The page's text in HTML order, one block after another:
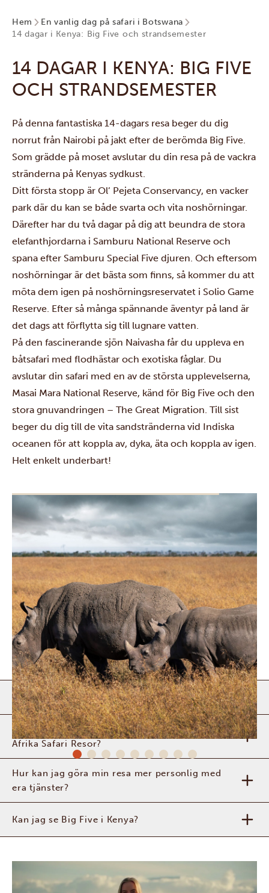
Hem
En vanlig dag på safari i Botswana
14 dagar i Kenya: Big Five och strandsemester
14 DAGAR I KENYA: BIG FIVE
OCH STRANDSEMESTER
På denna fantastiska 14-dagars resa beger du dig
norrut från Nairobi på jakt efter de berömda Big Five.
Som grädde på moset avslutar du din resa på de vackra
stränderna på Kenyas sydkust.
Ditt första stopp är Ol’ Pejeta Conservancy, en vacker
park där du kan se både svarta och vita noshörningar.
Därefter har du två dagar på dig att beundra de stora
elefanthjordarna i Samburu National Reserve och
spana efter Samburu Special Five djuren. Och eftersom
noshörningar är det bästa som finns, så kommer du att
möta dem igen på noshörningsreservatet i Solio Game
Reserve. Efter så många spännande äventyr på land är
det dags att förflytta sig till lugnare vatten.
På den fascinerande sjön Naivasha får du uppleva en
båtsafari med flodhästar och exotiska fåglar. Du
avslutar din safari med en av de största upplevelserna,
Masai Mara National Reserve, känd för Big Five och den
stora gnuvandringen – The Great Migration. Till sist
beger du dig till de vita sandstränderna vid Indiska
oceanen för att koppla av, dyka, äta och koppla av igen.
Helt enkelt underbart!
Är det säkert att resa till Kenya?
Vad kan jag förvänta mig av en safari med
Afrika Safari Resor?
Hur kan jag göra min resa mer personlig med
era tjänster?
Kan jag se Big Five i Kenya?